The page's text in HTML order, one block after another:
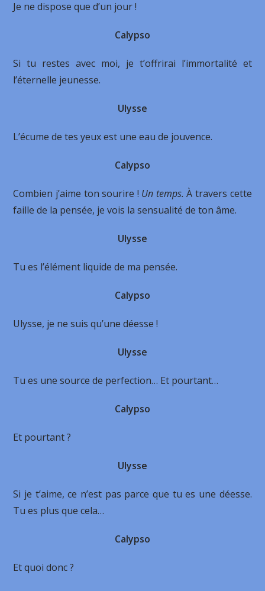
Je ne dispose que d’un jour !
Calypso
Si tu restes avec moi, je t’offrirai l’immortalité et
l’éternelle jeunesse.
Ulysse
L’écume de tes yeux est une eau de jouvence.
Calypso
Combien j’aime ton sourire ! Un temps.À travers cette
faille de la pensée, je vois la sensualité de ton âme.
Ulysse
Tu es l’élément liquide de ma pensée.
Calypso
Ulysse, je ne suis qu’une déesse !
Ulysse
Tu es une source de perfection… Et pourtant…
Calypso
Et pourtant ?
Ulysse
Si je t’aime, ce n’est pas parce que tu es une déesse.
Tu es plus que cela…
Calypso
Et quoi donc ?